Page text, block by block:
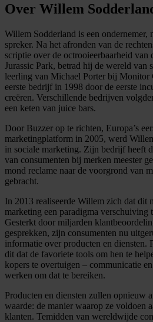
Over Willem
Willem Sodderland is een ondernemer,
spreker. Na het afronden van de
scriptie over de octrooieerbaarheid
Jurassic Park, betrad hij de wereld van
leerling van Michael Porter bij Monitor
eerste bedrijf in 1998 door de eerste
creëren. Verschillende bedrijven
een keten van juice bars.
Door Buzzer op te richten, Europa’s
marketingplatform in 2005, werd
in sociale marketing. Zijn bedrijf heeft
van consumenten bij merken meester
mond reclame naar de voorgrond van
gebracht.
In 2013 realiseerde Willem zich dat dit
marketing een paradigma verschuiving
Gesterkt door miljarden
gesprekken, zijn consumenten nu
informatie over producten en diensten.
dit dat de favoriete tools om hen te
kopers te overtuigen – communicatie
werken om dat te bereiken.
Producten en diensten zullen opnieuw
waarde: de manier waarop ze voldoen
klanten. Temidden van wereldwijde